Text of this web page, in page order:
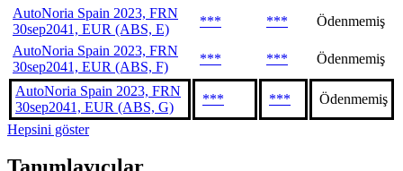
AutoNoria Spain 2023, FRN
30sep2041, EUR (ABS, E)
*** ***
Ödenmemiş
AutoNoria Spain 2023, FRN
30sep2041, EUR (ABS, F)
*** *** Ödenmemiş
AutoNoria Spain 2023, FRN
30sep2041, EUR (ABS, G)
*** ***
Ödenmemiş
Hepsini göster